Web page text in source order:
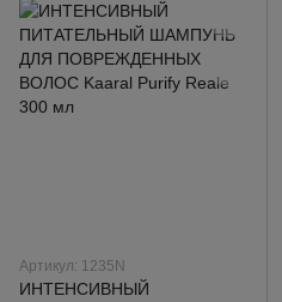
Артикул: 1235N
ИНТЕНСИВНЫЙ